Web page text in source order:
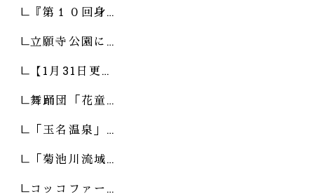
『第１０回身…
立願寺公園に…
【1月31日更…
舞踊団「花童…
「玉名温泉」…
「菊池川流域…
コッコファー…